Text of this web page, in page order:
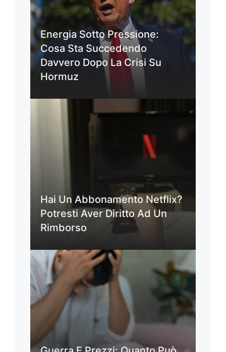
Energia Sotto Pressione:
Cosa Sta Succedendo
Davvero Dopo La Crisi Su
Hormuz
Hai Un Abbonamento Netflix?
Potresti Aver Diritto Ad Un
Rimborso